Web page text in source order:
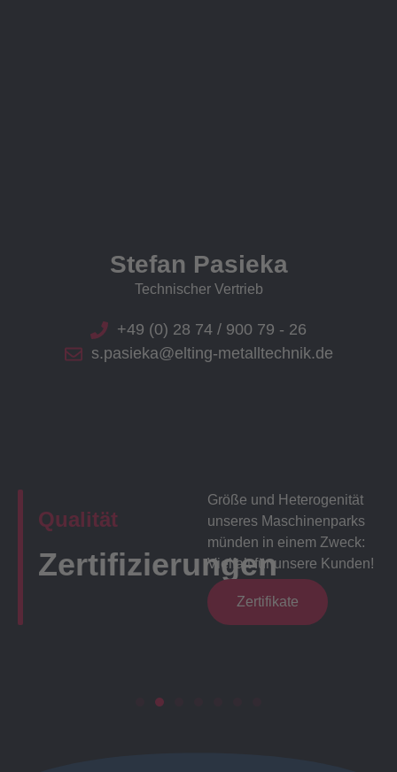
Stefan Pasieka
Technischer Vertrieb
+49 (0) 28 74 / 900 79 - 26
s.pasieka@elting-metalltechnik.de
Qualität
Zertifizierungen
Größe und Heterogenität
unseres Maschinenparks
münden in einem Zweck:
Vielfalt für unsere Kunden!
Zertifikate